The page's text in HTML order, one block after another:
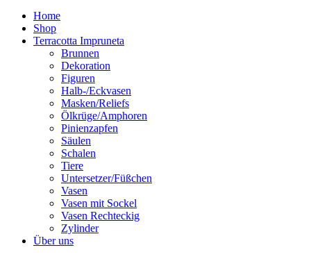
Home
Shop
Terracotta Impruneta
Brunnen
Dekoration
Figuren
Halb-/Eckvasen
Masken/Reliefs
Ölkrüge/Amphoren
Pinienzapfen
Säulen
Schalen
Tiere
Untersetzer/Füßchen
Vasen
Vasen mit Sockel
Vasen Rechteckig
Zylinder
Über uns